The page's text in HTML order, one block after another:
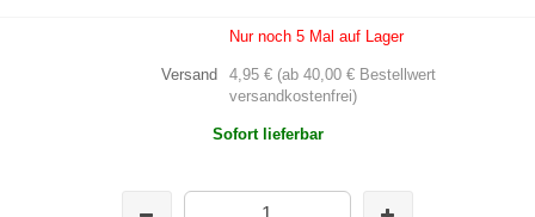
Nur noch 5 Mal auf Lager
Versand
4,95 € (ab 40,00 € Bestellwert
versandkostenfrei)
Sofort lieferbar